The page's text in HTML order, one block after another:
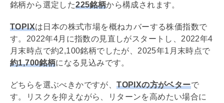
銘柄から選定した225銘柄から構成されます。
TOPIXは日本の株式市場を概ねカバーする株価指数で
す。2022年4月に指数の見直しがスタートし、2022年4
月末時点で約2,100銘柄でしたが、2025年1月末時点で
約1,700銘柄になる見込みです。
どちらを選ぶべきかですが、TOPIXの方がベターで
す。リスクを抑えながら、リターンを高めたい場合に